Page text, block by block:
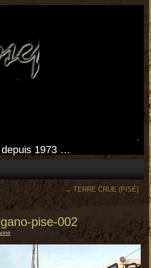
depuis 1973 …
← TERRE CRUE (PISÉ)
pise-002